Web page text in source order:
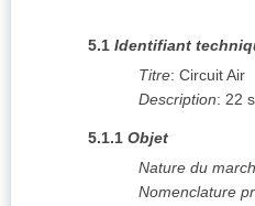
5.1 Identifiant
Titre: Circuit Air
Description: 22
5.1.1 Objet
Nature du
Nomenclature